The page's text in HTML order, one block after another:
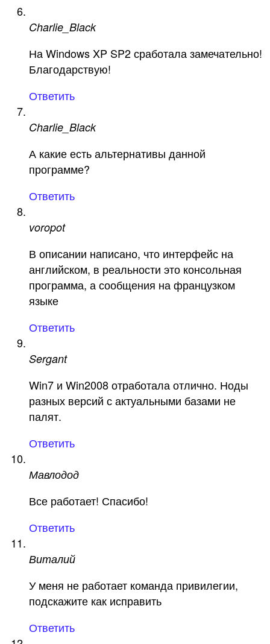
Charlie_Black
На Windows XP SP2 сработала замечательно!
Благодарствую!
Ответить
Charlie_Black
А какие есть альтернативы данной
программе?
Ответить
voropot
В описании написано, что интерфейс на
английском, в реальности это консольная
программа, а сообщения на французком
языке
Ответить
Sergant
Win7 и Win2008 отработала отлично. Ноды
разных версий с актуальными базами не
палят.
Ответить
Мавлодод
Все работает! Спасибо!
Ответить
Виталий
У меня не работает команда привилегии,
подскажите как исправить
Ответить